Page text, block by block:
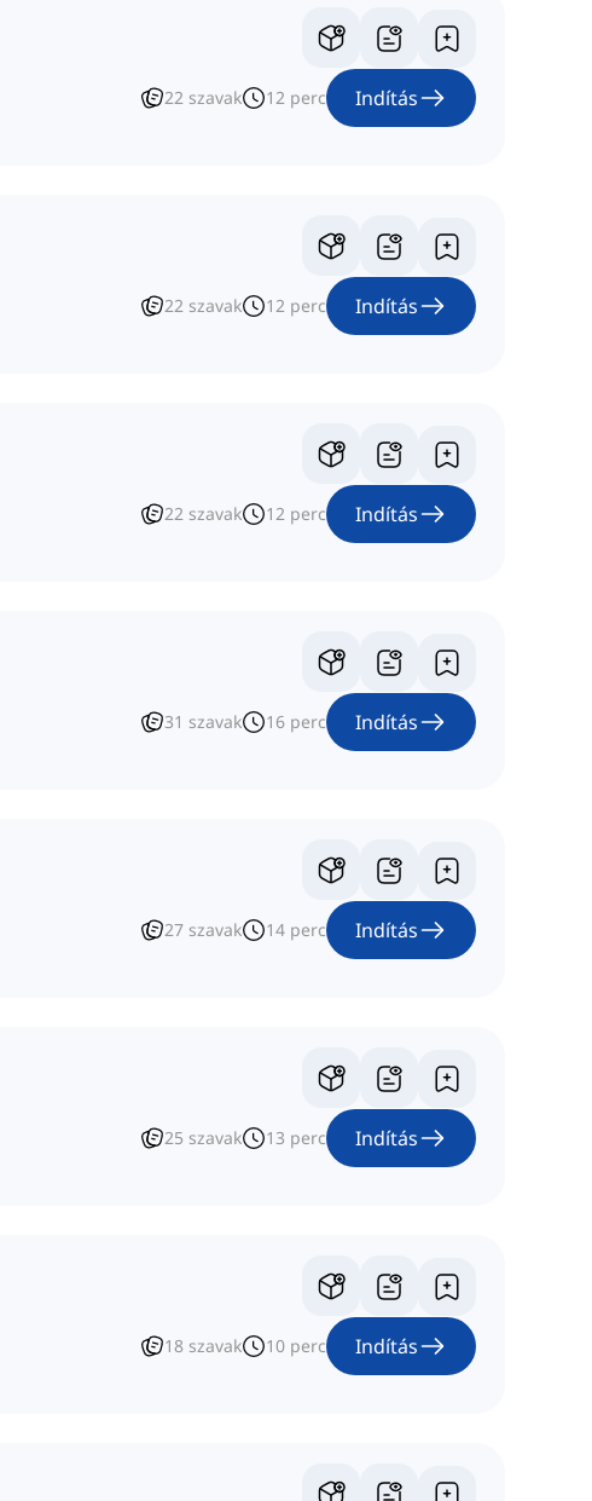
22 szavak 12 perc Indítás
22 szavak 12 perc Indítás
22 szavak 12 perc Indítás
31 szavak 16 perc Indítás
27 szavak 14 perc Indítás
25 szavak 13 perc Indítás
18 szavak 10 perc Indítás